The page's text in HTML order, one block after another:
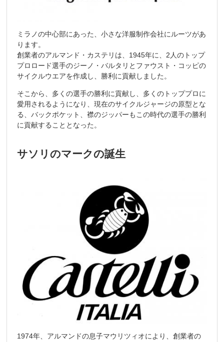
ミラノの中心部にあった、小さな洋服制作会社にルーツがあ
ります。
創業者のアルマンド・カステリは、1945年に、2人のトップ
プロロード選手のジーノ・バルタリとファウスト・コッピの
サイクルウエアを作成し、勝利に貢献しました。
そこから、多くの選手の勝利に貢献し、多くのトッププロに
愛用されるようになり、現在のサイクルジャージの原型とな
る、バックポケット、襟のジッパーもこの時代の選手の勝利
に貢献することとなった。
サソリのマークの誕生
1974年、アルマンドの息子マウリツィオにより、創業者の